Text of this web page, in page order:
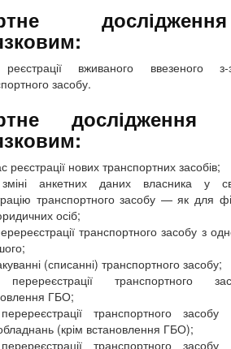
вживаного ввезеного
засобу.
реєстрації нових транспортних засобів;
анкетних даних власника у
транспортного засобу —як для
осіб;
транспортного засобу з
(списанні) транспортного засобу;
транспортного
ГБО;
транспортного засобу
(крім встановлення ГБО);
транспортного засобу